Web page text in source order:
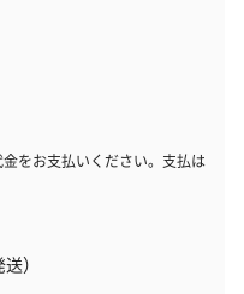
をお支払いください。支払は
）